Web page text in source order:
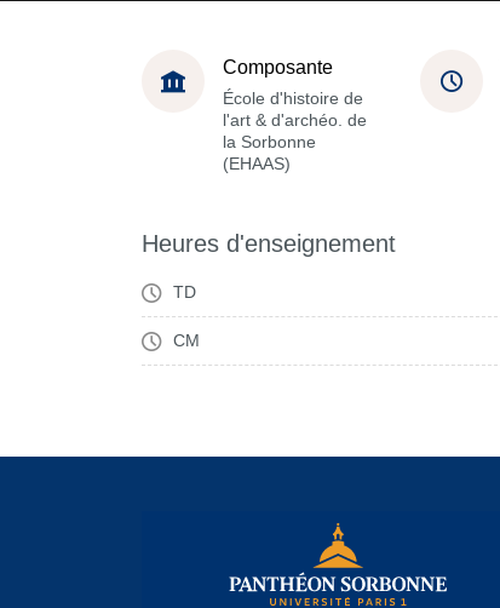
Composante
École d'histoire de
l'art & d'archéo. de
la Sorbonne
(EHAAS)
Heures d'enseignement
TD
CM